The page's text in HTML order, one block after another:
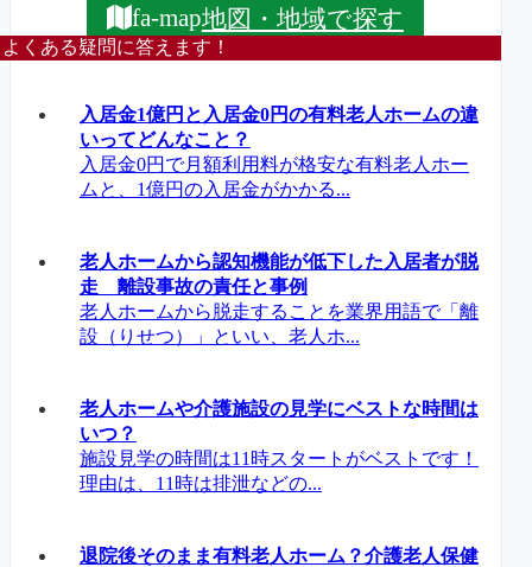
fa-map地図・地域で探す
よくある疑問に答えます！
入居金1億円と入居金0円の有料老人ホームの違
いってどんなこと？
入居金0円で月額利用料が格安な有料老人ホー
ムと、1億円の入居金がかかる...
老人ホームから認知機能が低下した入居者が脱
走 離設事故の責任と事例
老人ホームから脱走することを業界用語で「離
設（りせつ）」といい、老人ホ...
老人ホームや介護施設の見学にベストな時間は
いつ？
施設見学の時間は11時スタートがベストです！
理由は、11時は排泄などの...
退院後そのまま有料老人ホーム？介護老人保健